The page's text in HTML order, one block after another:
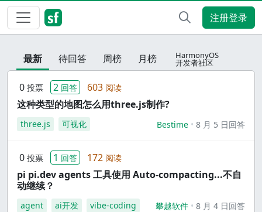
注册登录
最新 待回答 周榜 月榜 HarmonyOS
开发者社区
0 投票 2 回答 603 阅读
这种类型的地图怎么用three.js制作?
three.js 可视化 Bestime 8 月 5 日回答
0 投票 1 回答 172 阅读
pi pi.dev agents 工具使用 Auto-compacting...不自
动继续？
agent ai开发 vibe-coding 攀越软件 8 月 4 日回答